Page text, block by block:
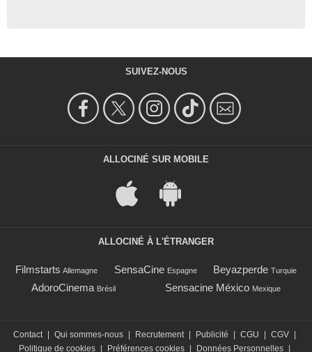
SUIVEZ-NOUS
ALLOCINÉ SUR MOBILE
ALLOCINÉ À L'ÉTRANGER
Filmstarts Allemagne SensaCine Espagne Beyazperde Turquie
AdoroCinema Brésil Sensacine México Mexique
Contact | Qui sommes-nous | Recrutement | Publicité | CGU | CGV |
Politique de cookies | Préférences cookies | Données Personnelles |